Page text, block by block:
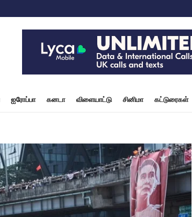
ஐரோப்பா கனடா விளையாட்டு சினிமா கட்டுரைகள்